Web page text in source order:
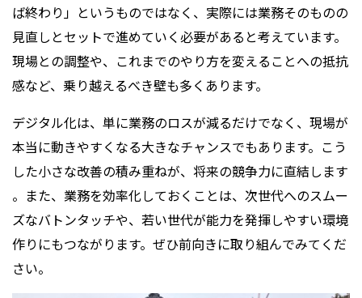
ば終わり」というものではなく、実際には業務そのものの
見直しとセットで進めていく必要があると考えています。
現場との調整や、これまでのやり方を変えることへの抵抗
感など、乗り越えるべき壁も多くあります。
デジタル化は、単に業務のロスが減るだけでなく、現場が
本当に動きやすくなる大きなチャンスでもあります。こう
した小さな改善の積み重ねが、将来の競争力に直結します
。また、業務を効率化しておくことは、次世代へのスムー
ズなバトンタッチや、若い世代が能力を発揮しやすい環境
作りにもつながります。ぜひ前向きに取り組んでみてくだ
さい。